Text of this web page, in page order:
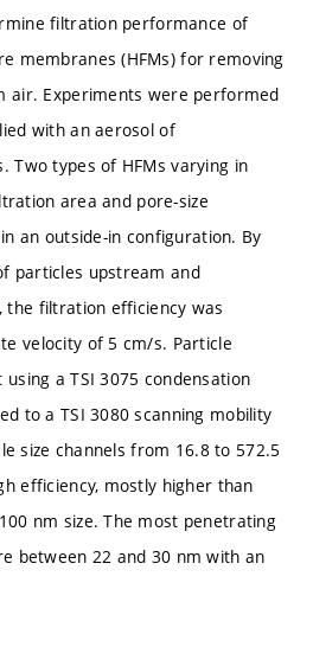
filtration performance of
membranes (HFMs) for removing
air. Experiments were performed
with an aerosol of
Two types of HFMs varying in
area and pore-size
an outside-in configuration. By
particles upstream and
the filtration efficiency was
velocity of 5 cm/s. Particle
a TSI 3075 condensation
to a TSI 3080 scanning mobility
size channels from 16.8 to 572.5
efficiency, mostly higher than
nm size. The most penetrating
between 22 and 30 nm with an